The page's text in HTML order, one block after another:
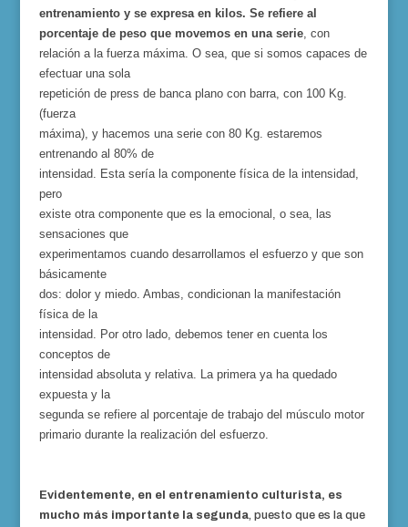
entrenamientoy se expresa en kilos. Se refiere al
porcentaje de peso que movemos en una serie, con
relación a la fuerzamáxima. O sea, que si somos capaces de
efectuar una sola
repetición de press de banca plano con barra, con 100 Kg.
(fuerza
máxima), y hacemos una serie con 80 Kg. estaremos
entrenando al 80% de
intensidad. Esta sería la componente física de la intensidad,
pero
existe otra componente que es la emocional, o sea, las
sensaciones que
experimentamos cuando desarrollamos el esfuerzo y que son
básicamente
dos: dolor y miedo. Ambas, condicionan la manifestación
física de la
intensidad. Por otro lado, debemos tener en cuenta los
conceptos de
intensidad absoluta y relativa. La primera ya ha quedado
expuesta y la
segunda se refiere al porcentaje de trabajo del músculomotor
primario durante la realización del esfuerzo.
Evidentemente, en el entrenamiento culturista, es
mucho más importante la segunda, puesto que es la que